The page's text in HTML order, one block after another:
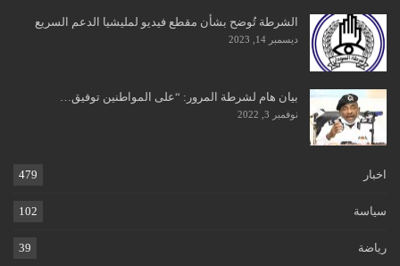
الشرطة تُوضح بشأن مقطع فيديو لمليشيا الدعم السريع
ديسمبر 14, 2023
بيان هام لشرطة المرور: “على المواطنين توفيق…
نوفمبر 3, 2022
اخبار 479
سياسة 102
رياضة 39